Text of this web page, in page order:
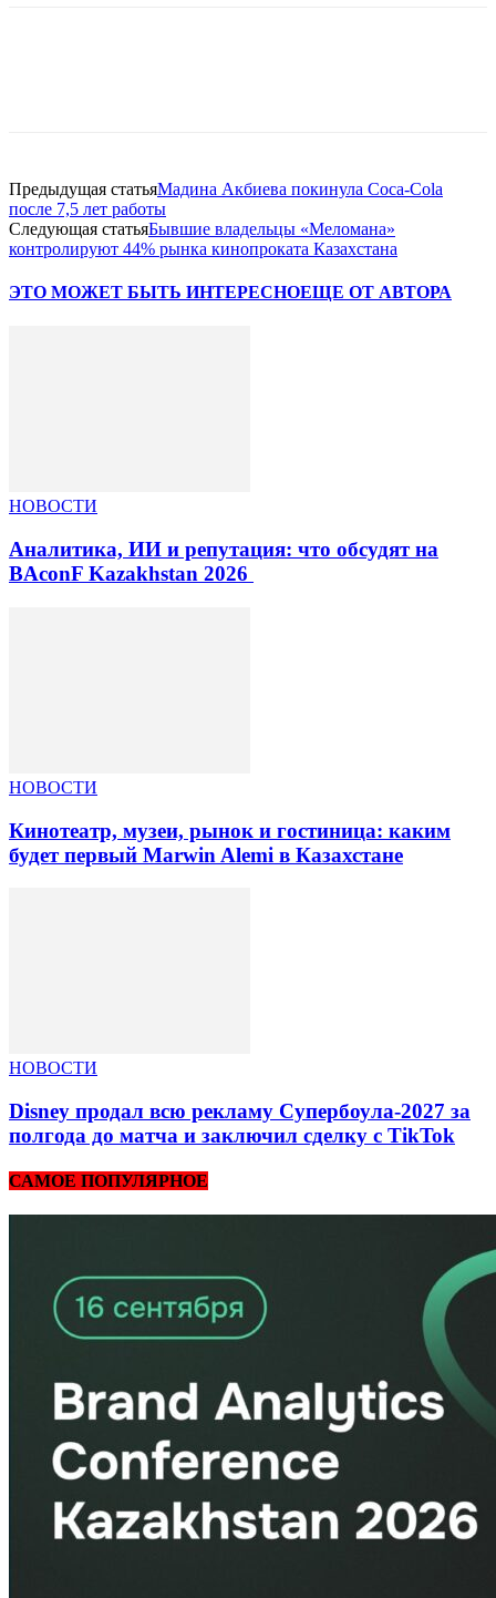
Предыдущая статьяМадина Акбиева покинула Coca-Cola
после 7,5 лет работы
Следующая статьяБывшие владельцы «Меломана»
контролируют 44% рынка кинопроката Казахстана
ЭТО МОЖЕТ БЫТЬ ИНТЕРЕСНОЕЩЕ ОТ АВТОРА
НОВОСТИ
Аналитика, ИИ и репутация: что обсудят на
BAconF Kazakhstan 2026
НОВОСТИ
Кинотеатр, музеи, рынок и гостиница: каким
будет первый Marwin Alemi в Казахстане
НОВОСТИ
Disney продал всю рекламу Супербоула-2027 за
полгода до матча и заключил сделку с TikTok
САМОЕ ПОПУЛЯРНОЕ